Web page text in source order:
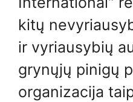
kitų
ir vyriausybių
grynųjų pinigų
organizacija